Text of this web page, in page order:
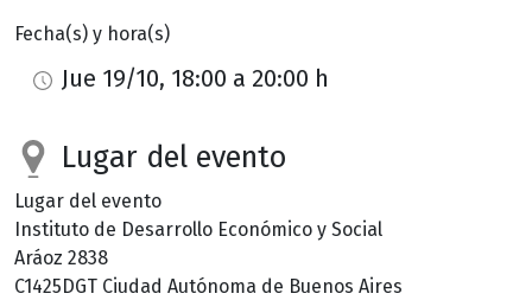
Fecha(s) y hora(s)
Jue 19/10, 18:00 a 20:00 h
Lugar del evento
Lugar del evento
Instituto de Desarrollo Económico y Social
Aráoz 2838
C1425DGT Ciudad Autónoma de Buenos Aires